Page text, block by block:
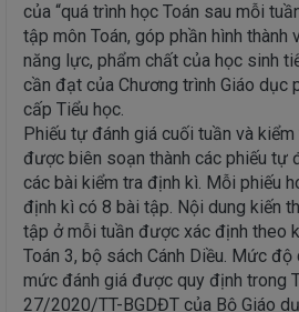
của “quá trình học Toán sau mỗi
tập môn Toán, góp phần hình thành
năng lực, phẩm chất của học sinh
cần đạt của Chương trình Giáo dục
cấp Tiểu học.
Phiếu tự đánh giá cuối tuần và
được biên soạn thành các phiếu tự
các bài kiểm tra định kì. Mỗi phiếu
định kì có 8 bài tập. Nội dung kiến
tập ở mỗi tuần được xác định theo
Toán 3, bộ sách Cánh Diều. Mức
mức đánh giá được quy định trong
27/2020/TT-BGDĐT của Bộ Giáo